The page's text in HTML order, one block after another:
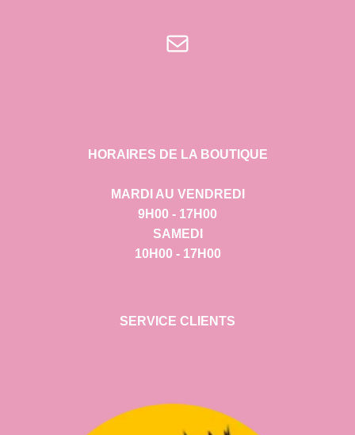
E-mail
HORAIRES DE LA BOUTIQUE
MARDI AU VENDREDI
9H00 - 17H00
SAMEDI
10H00 - 17H00
SERVICE CLIENTS